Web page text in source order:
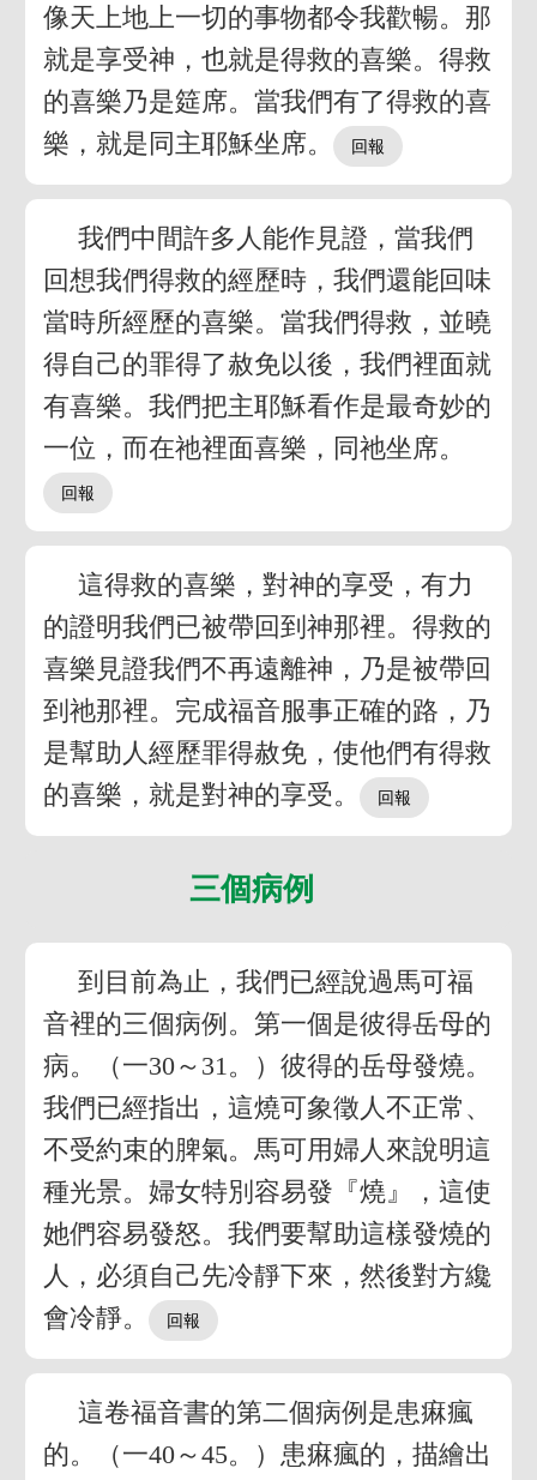
像天上地上一切的事物都令我歡暢。那
就是享受神，也就是得救的喜樂。得救
的喜樂乃是筵席。當我們有了得救的喜
樂，就是同主耶穌坐席。
我們中間許多人能作見證，當我們
回想我們得救的經歷時，我們還能回味
當時所經歷的喜樂。當我們得救，並曉
得自己的罪得了赦免以後，我們裡面就
有喜樂。我們把主耶穌看作是最奇妙的
一位，而在祂裡面喜樂，同祂坐席。
這得救的喜樂，對神的享受，有力
的證明我們已被帶回到神那裡。得救的
喜樂見證我們不再遠離神，乃是被帶回
到祂那裡。完成福音服事正確的路，乃
是幫助人經歷罪得赦免，使他們有得救
的喜樂，就是對神的享受。
三個病例
到目前為止，我們已經說過馬可福
音裡的三個病例。第一個是彼得岳母的
病。（一30～31。）彼得的岳母發燒。
我們已經指出，這燒可象徵人不正常、
不受約束的脾氣。馬可用婦人來說明這
種光景。婦女特別容易發『燒』，這使
她們容易發怒。我們要幫助這樣發燒的
人，必須自己先冷靜下來，然後對方纔
會冷靜。
這卷福音書的第二個病例是患痳瘋
的。（一40～45。）患痳瘋的，描繪出